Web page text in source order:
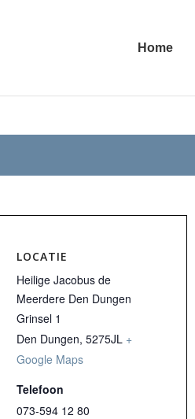
Home
LOCATIE
Heilige Jacobus de
Meerdere Den Dungen
Grinsel 1
Den Dungen, 5275JL +
Google Maps
Telefoon
073-594 12 80